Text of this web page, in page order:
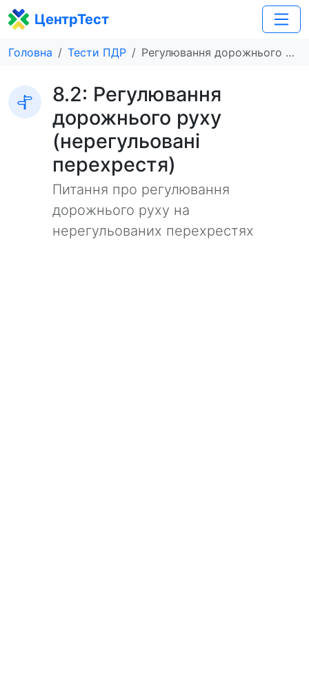
ЦентрТест
Головна Тести ПДР Регулювання дорожнього руху (нерегульовані перехрестя)
8.2: Регулювання
дорожнього руху
(нерегульовані
перехрестя)
Питання про регулювання
дорожнього руху на
нерегульованих перехрестях